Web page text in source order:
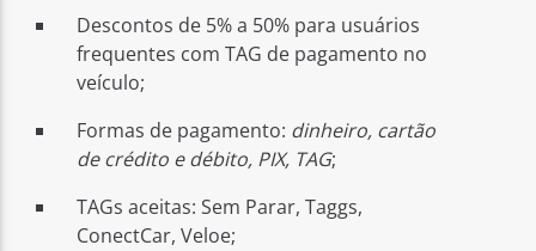
Descontos de 5% a 50% para usuários
frequentes com TAG de pagamento no
veículo;
Formas de pagamento: dinheiro, cartão
de crédito e débito, PIX, TAG;
TAGs aceitas: Sem Parar, Taggs,
ConectCar, Veloe;